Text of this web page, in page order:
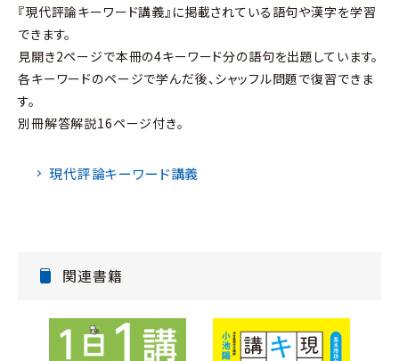
『現代評論キーワード講義』に掲載されている語句や漢字を学習
できます。
見開き2ページで本冊の4キーワード分の語句を出題しています。
各キーワードのページで学んだ後、シャッフル問題で復習できま
す。
別冊解答解説16ページ付き。
現代評論キーワード講義
関連書籍